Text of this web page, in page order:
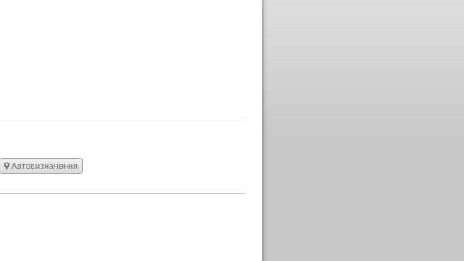
Автовизначення